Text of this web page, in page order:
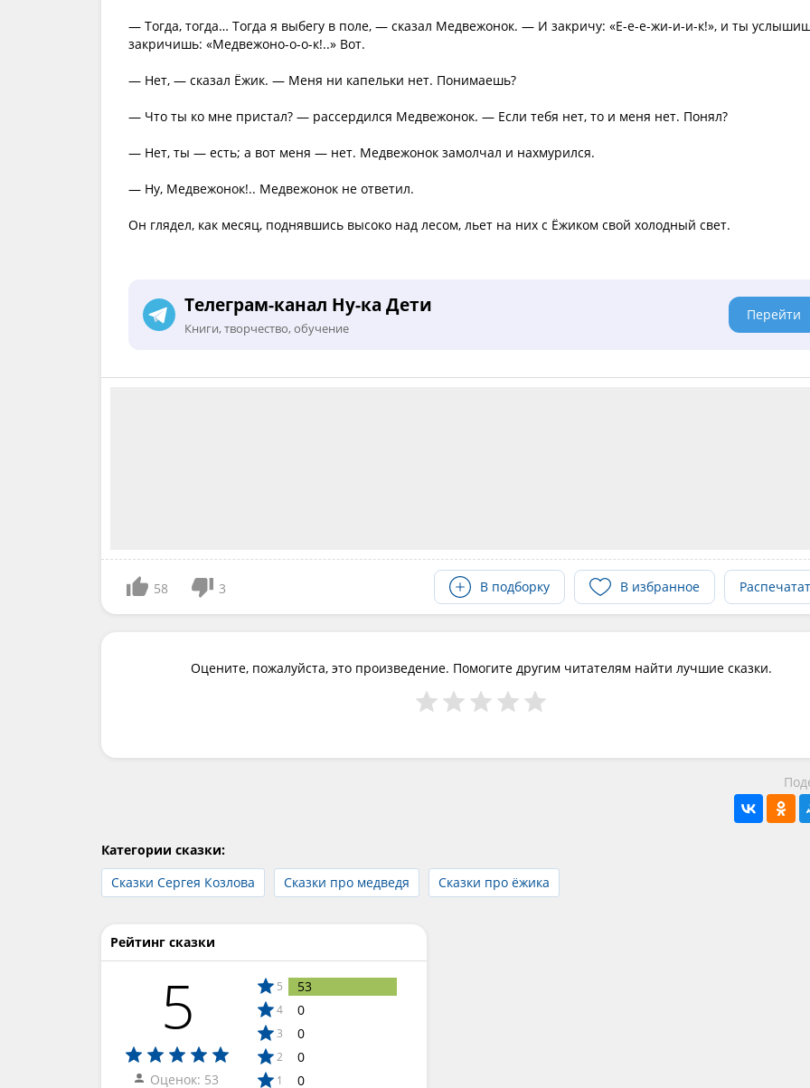
— Тогда, тогда… Тогда я выбегу в поле, — сказал Медвежонок. — И закричу: «Е-е-е-жи-и-и-к!», и ты
закричишь: «Медвежоно-о-о-к!..» Вот.
— Нет, — сказал Ёжик. — Меня ни капельки нет. Понимаешь?
— Что ты ко мне пристал? — рассердился Медвежонок. — Если тебя нет, то и меня нет. Понял?
— Нет, ты — есть; а вот меня — нет. Медвежонок замолчал и нахмурился.
— Ну, Медвежонок!.. Медвежонок не ответил.
Он глядел, как месяц, поднявшись высоко над лесом, льет на них с Ёжиком свой холодный свет.
Телеграм-канал Ну-ка Дети
Книги, творчество, обучение
Перейти
58 3 В подборку В избранное
Оцените, пожалуйста, это произведение. Помогите другим читателям найти лучшие сказки.
Категории сказки:
Сказки Сергея Козлова
Сказки про медведя Сказки про ёжика
Рейтинг сказки
5
Оценок: 53
5 53
4 0
3 0
2 0
1 0